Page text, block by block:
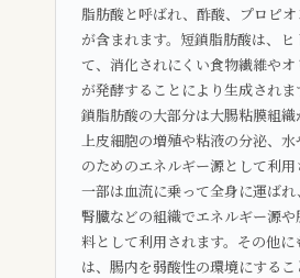
脂肪酸と呼ばれ、酢酸、プロピ
が含まれます。短鎖脂肪酸は、
て、消化されにくい食物繊維や
が発酵することにより生成され
鎖脂肪酸の大部分は大腸粘膜組織
上皮細胞の増殖や粘液の分泌、
のためのエネルギー源として利用
一部は血流に乗って全身に運ばれ
腎臓などの組織でエネルギー源
料として利用されます。その他に
は、腸内を弱酸性の環境にする